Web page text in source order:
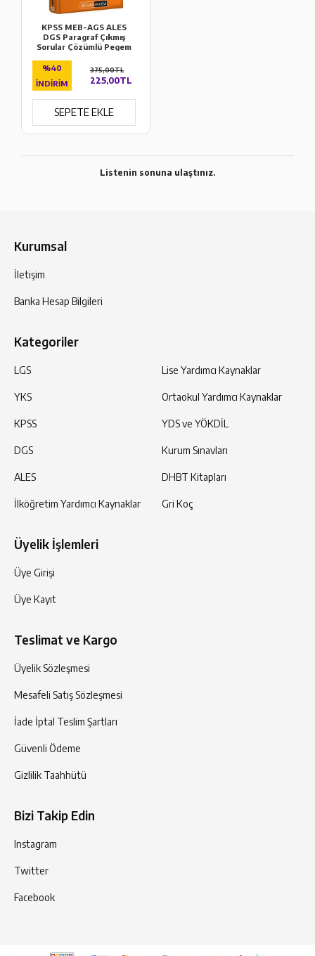
KPSS MEB-AGS ALES
DGS Paragraf Çıkmış
Sorular Çözümlü Pegem
%40
İNDIRIM
225,00TL
375,00TL
SEPETE EKLE
Listenin sonuna ulaştınız.
Kurumsal
İletişim
Banka Hesap Bilgileri
Kategoriler
LGS
YKS
KPSS
DGS
ALES
İlköğretim Yardımcı Kaynaklar
Lise Yardımcı Kaynaklar
Ortaokul Yardımcı Kaynaklar
YDS ve YÖKDİL
Kurum Sınavları
DHBT Kitapları
Gri Koç
Üyelik İşlemleri
Üye Girişi
Üye Kayıt
Teslimat ve Kargo
Üyelik Sözleşmesi
Mesafeli Satış Sözleşmesi
İade İptal Teslim Şartları
Güvenli Ödeme
Gizlilik Taahhütü
Bizi Takip Edin
Instagram
Twitter
Facebook